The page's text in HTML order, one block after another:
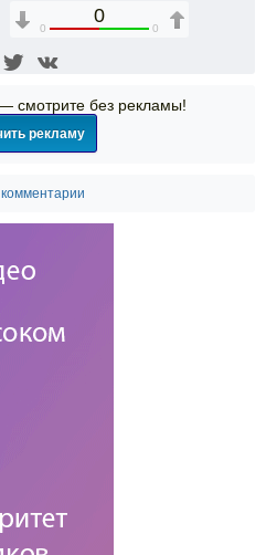
0
0 0
смотрите без рекламы!
рекламу